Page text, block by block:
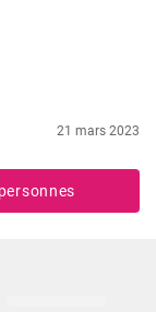
21 mars 2023